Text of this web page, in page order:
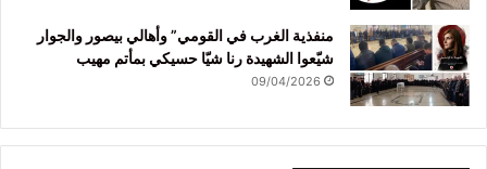
منفذية الغرب في القومي” وأهالي بيصور والجوار
شيّعوا الشهيدة رنا شيّا حسيكي بمأتم مهيب
09/04/2026